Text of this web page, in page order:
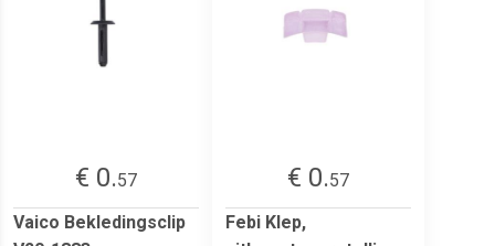
€ 0.57
Vaico Bekledingsclip
€ 0.57
Febi Klep,